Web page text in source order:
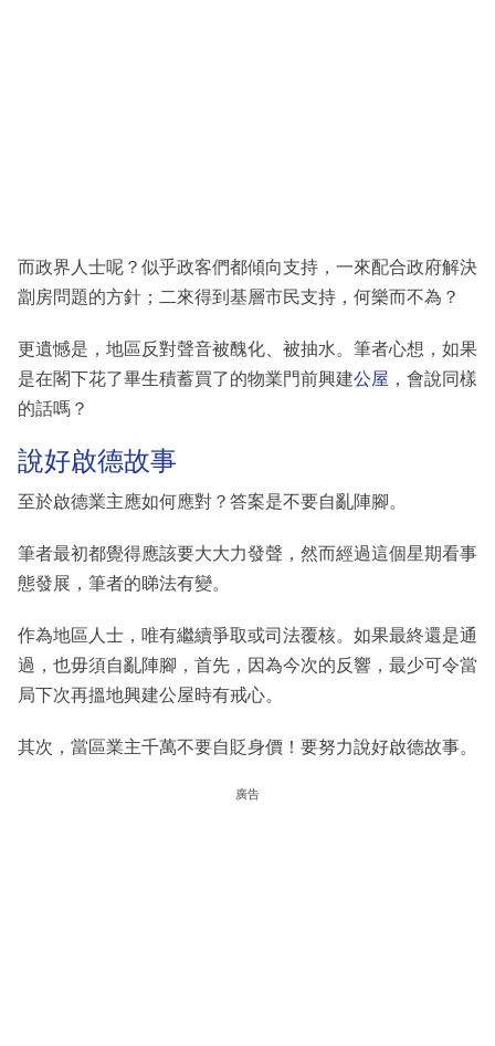
而政界人士呢？似乎政客們都傾向支持，一來配合政府解決
劏房問題的方針；二來得到基層市民支持，何樂而不為？
更遺憾是，地區反對聲音被醜化、被抽水。筆者心想，如果
是在閣下花了畢生積蓄買了的物業門前興建公屋 ，會說同樣
的話嗎？
說好啟德故事
至於啟德業主應如何應對？答案是不要自亂陣腳。
筆者最初都覺得應該要大大力發聲，然而經過這個星期看事
態發展，筆者的睇法有變。
作為地區人士，唯有繼續爭取或司法覆核。如果最終還是通
過，也毋須自亂陣腳，首先，因為今次的反響，最少可令當
局下次再搵地興建公屋時有戒心。
其次，當區業主千萬不要自貶身價！要努力說好啟德故事。
廣告